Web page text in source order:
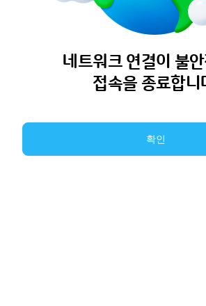
네트워크 연결이 불
접속을 종료합니
확인